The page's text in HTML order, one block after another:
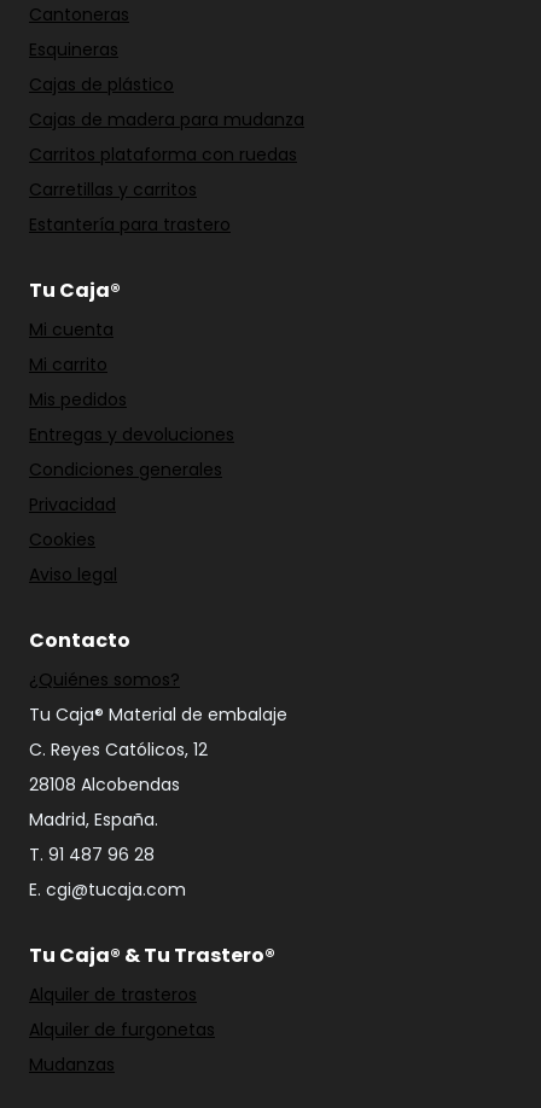
Cantoneras
Esquineras
Cajas de plástico
Cajas de madera para mudanza
Carritos plataforma con ruedas
Carretillas y carritos
Estantería para trastero
Tu Caja®
Mi cuenta
Mi carrito
Mis pedidos
Entregas y devoluciones
Condiciones generales
Privacidad
Cookies
Aviso legal
Contacto
¿Quiénes somos?
Tu Caja® Material de embalaje
C. Reyes Católicos, 12
28108 Alcobendas
Madrid, España.
T. 91 487 96 28
E. cgi@tucaja.com
Tu Caja® & Tu Trastero®
Alquiler de trasteros
Alquiler de furgonetas
Mudanzas